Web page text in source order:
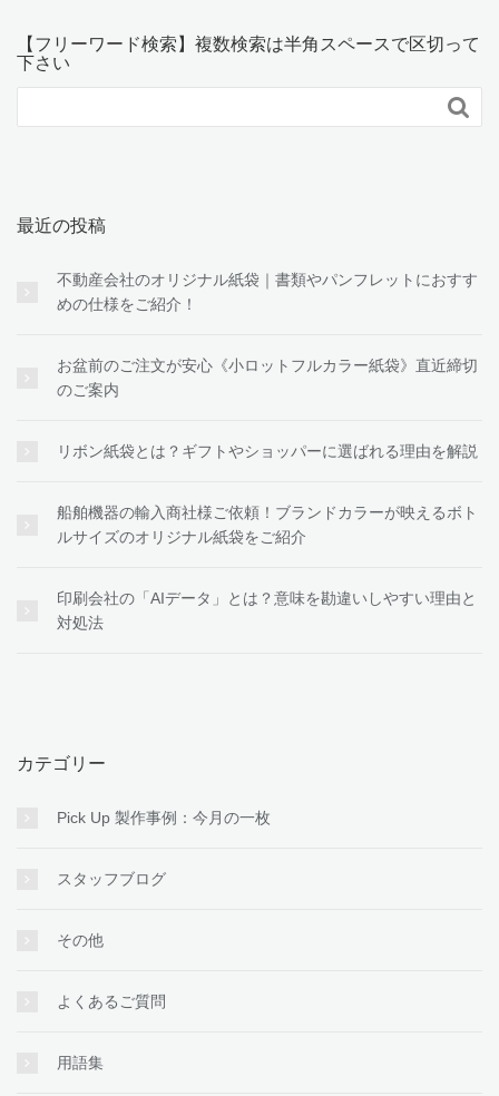
【フリーワード検索】複数検索は半角スペースで区切って
下さい

最近の投稿
不動産会社のオリジナル紙袋｜書類やパンフレットにおすす
めの仕様をご紹介！
お盆前のご注文が安心《小ロットフルカラー紙袋》直近締切
のご案内
リボン紙袋とは？ギフトやショッパーに選ばれる理由を解説
船舶機器の輸入商社様ご依頼！ブランドカラーが映えるボト
ルサイズのオリジナル紙袋をご紹介
印刷会社の「AIデータ」とは？意味を勘違いしやすい理由と
対処法
カテゴリー
Pick Up 製作事例：今月の一枚
スタッフブログ
その他
よくあるご質問
用語集